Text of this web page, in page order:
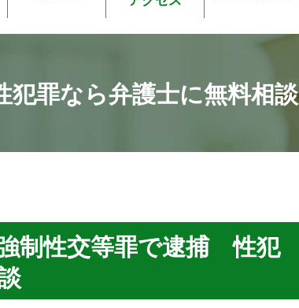
罪なら弁護士に無料相談
制性交等罪で逮捕 性犯